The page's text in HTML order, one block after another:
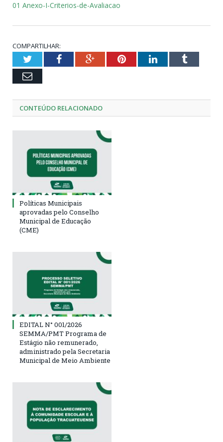
01 Anexo-I-Criterios-de-Avaliacao
COMPARTILHAR:
TwitterFacebookGoogle+PinterestLinkedInTumblr
Email
CONTEÚDO RELACIONADO
Políticas Municipais
aprovadas pelo Conselho
Municipal de Educação
(CME)
EDITAL N° 001/2026
SEMMA/PMT Programa de
Estágio não remunerado,
administrado pela Secretaria
Municipal de Meio Ambiente